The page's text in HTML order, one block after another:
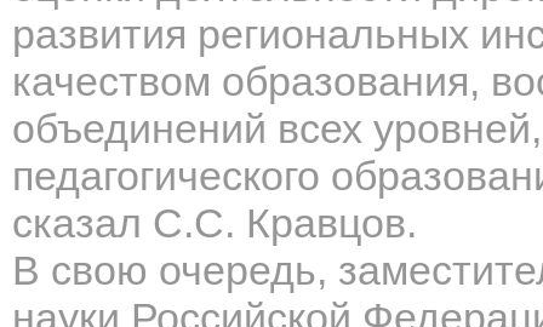
развития региональных
качеством образования,
объединений всех
педагогического
сказал С.С. Кравцов.
В свою очередь,
науки Российской